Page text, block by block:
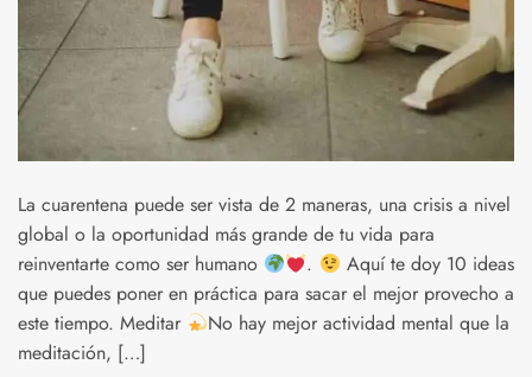
La cuarentena puede ser vista de 2 maneras, una crisis a nivel
global o la oportunidad más grande de tu vida para
reinventarte como ser humano
.
Aquí te doy 10 ideas
que puedes poner en práctica para sacar el mejor provecho a
este tiempo. Meditar
No hay mejor actividad mental que la
meditación, […]